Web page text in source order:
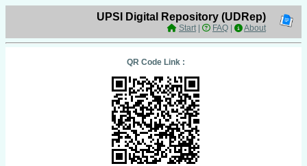
UPSI Digital Repository (UDRep)
Start| FAQ About
QR Code Link :